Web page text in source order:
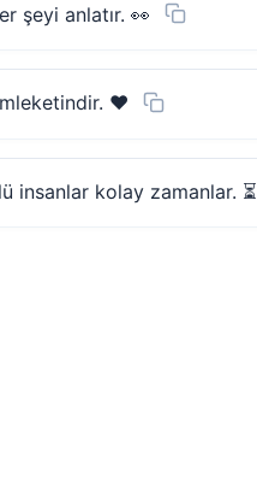
şeyi anlatır. 👀
❤️
insanlar kolay zamanlar. ⏳